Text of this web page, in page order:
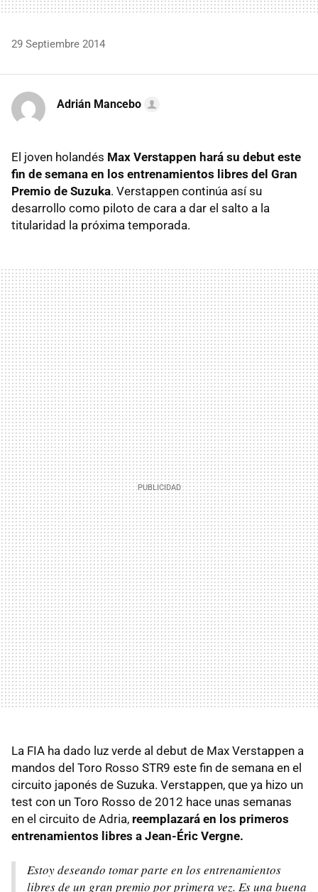
29 Septiembre 2014
Adrián Mancebo
El joven holandés Max Verstappen hará su debut este
fin de semana en los entrenamientos libres del Gran
Premio de Suzuka. Verstappen continúa así su
desarrollo como piloto de cara a dar el salto a la
titularidad la próxima temporada.
La FIA ha dado luz verde al debut de Max Verstappen a
mandos del Toro Rosso STR9 este fin de semana en el
circuito japonés de Suzuka. Verstappen, que ya hizo un
test con un Toro Rosso de 2012 hace unas semanas
en el circuito de Adria, reemplazará en los primeros
entrenamientos libres a Jean-Éric Vergne.
Estoy deseando tomar parte en los entrenamientos
libres de un gran premio por primera vez. Es una buena